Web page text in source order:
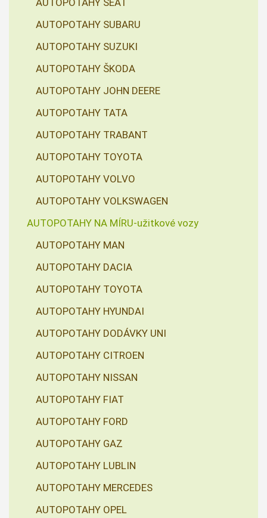
AUTOPOTAHY SEAT
AUTOPOTAHY SUBARU
AUTOPOTAHY SUZUKI
AUTOPOTAHY ŠKODA
AUTOPOTAHY JOHN DEERE
AUTOPOTAHY TATA
AUTOPOTAHY TRABANT
AUTOPOTAHY TOYOTA
AUTOPOTAHY VOLVO
AUTOPOTAHY VOLKSWAGEN
AUTOPOTAHY NA MÍRU-užitkové vozy
AUTOPOTAHY MAN
AUTOPOTAHY DACIA
AUTOPOTAHY TOYOTA
AUTOPOTAHY HYUNDAI
AUTOPOTAHY DODÁVKY UNI
AUTOPOTAHY CITROEN
AUTOPOTAHY NISSAN
AUTOPOTAHY FIAT
AUTOPOTAHY FORD
AUTOPOTAHY GAZ
AUTOPOTAHY LUBLIN
AUTOPOTAHY MERCEDES
AUTOPOTAHY OPEL